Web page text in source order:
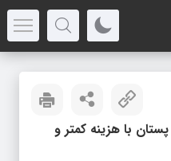
با هزینه کمتر و